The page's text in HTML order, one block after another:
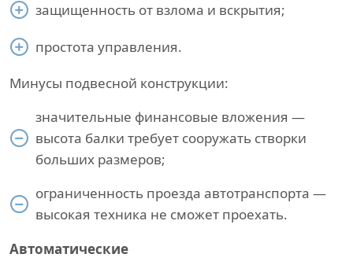
защищенность от взлома и вскрытия;
простота управления.
Минусы подвесной конструкции:
значительные финансовые вложения —
высота балки требует сооружать створки
больших размеров;
ограниченность проезда автотранспорта —
высокая техника не сможет проехать.
Автоматические